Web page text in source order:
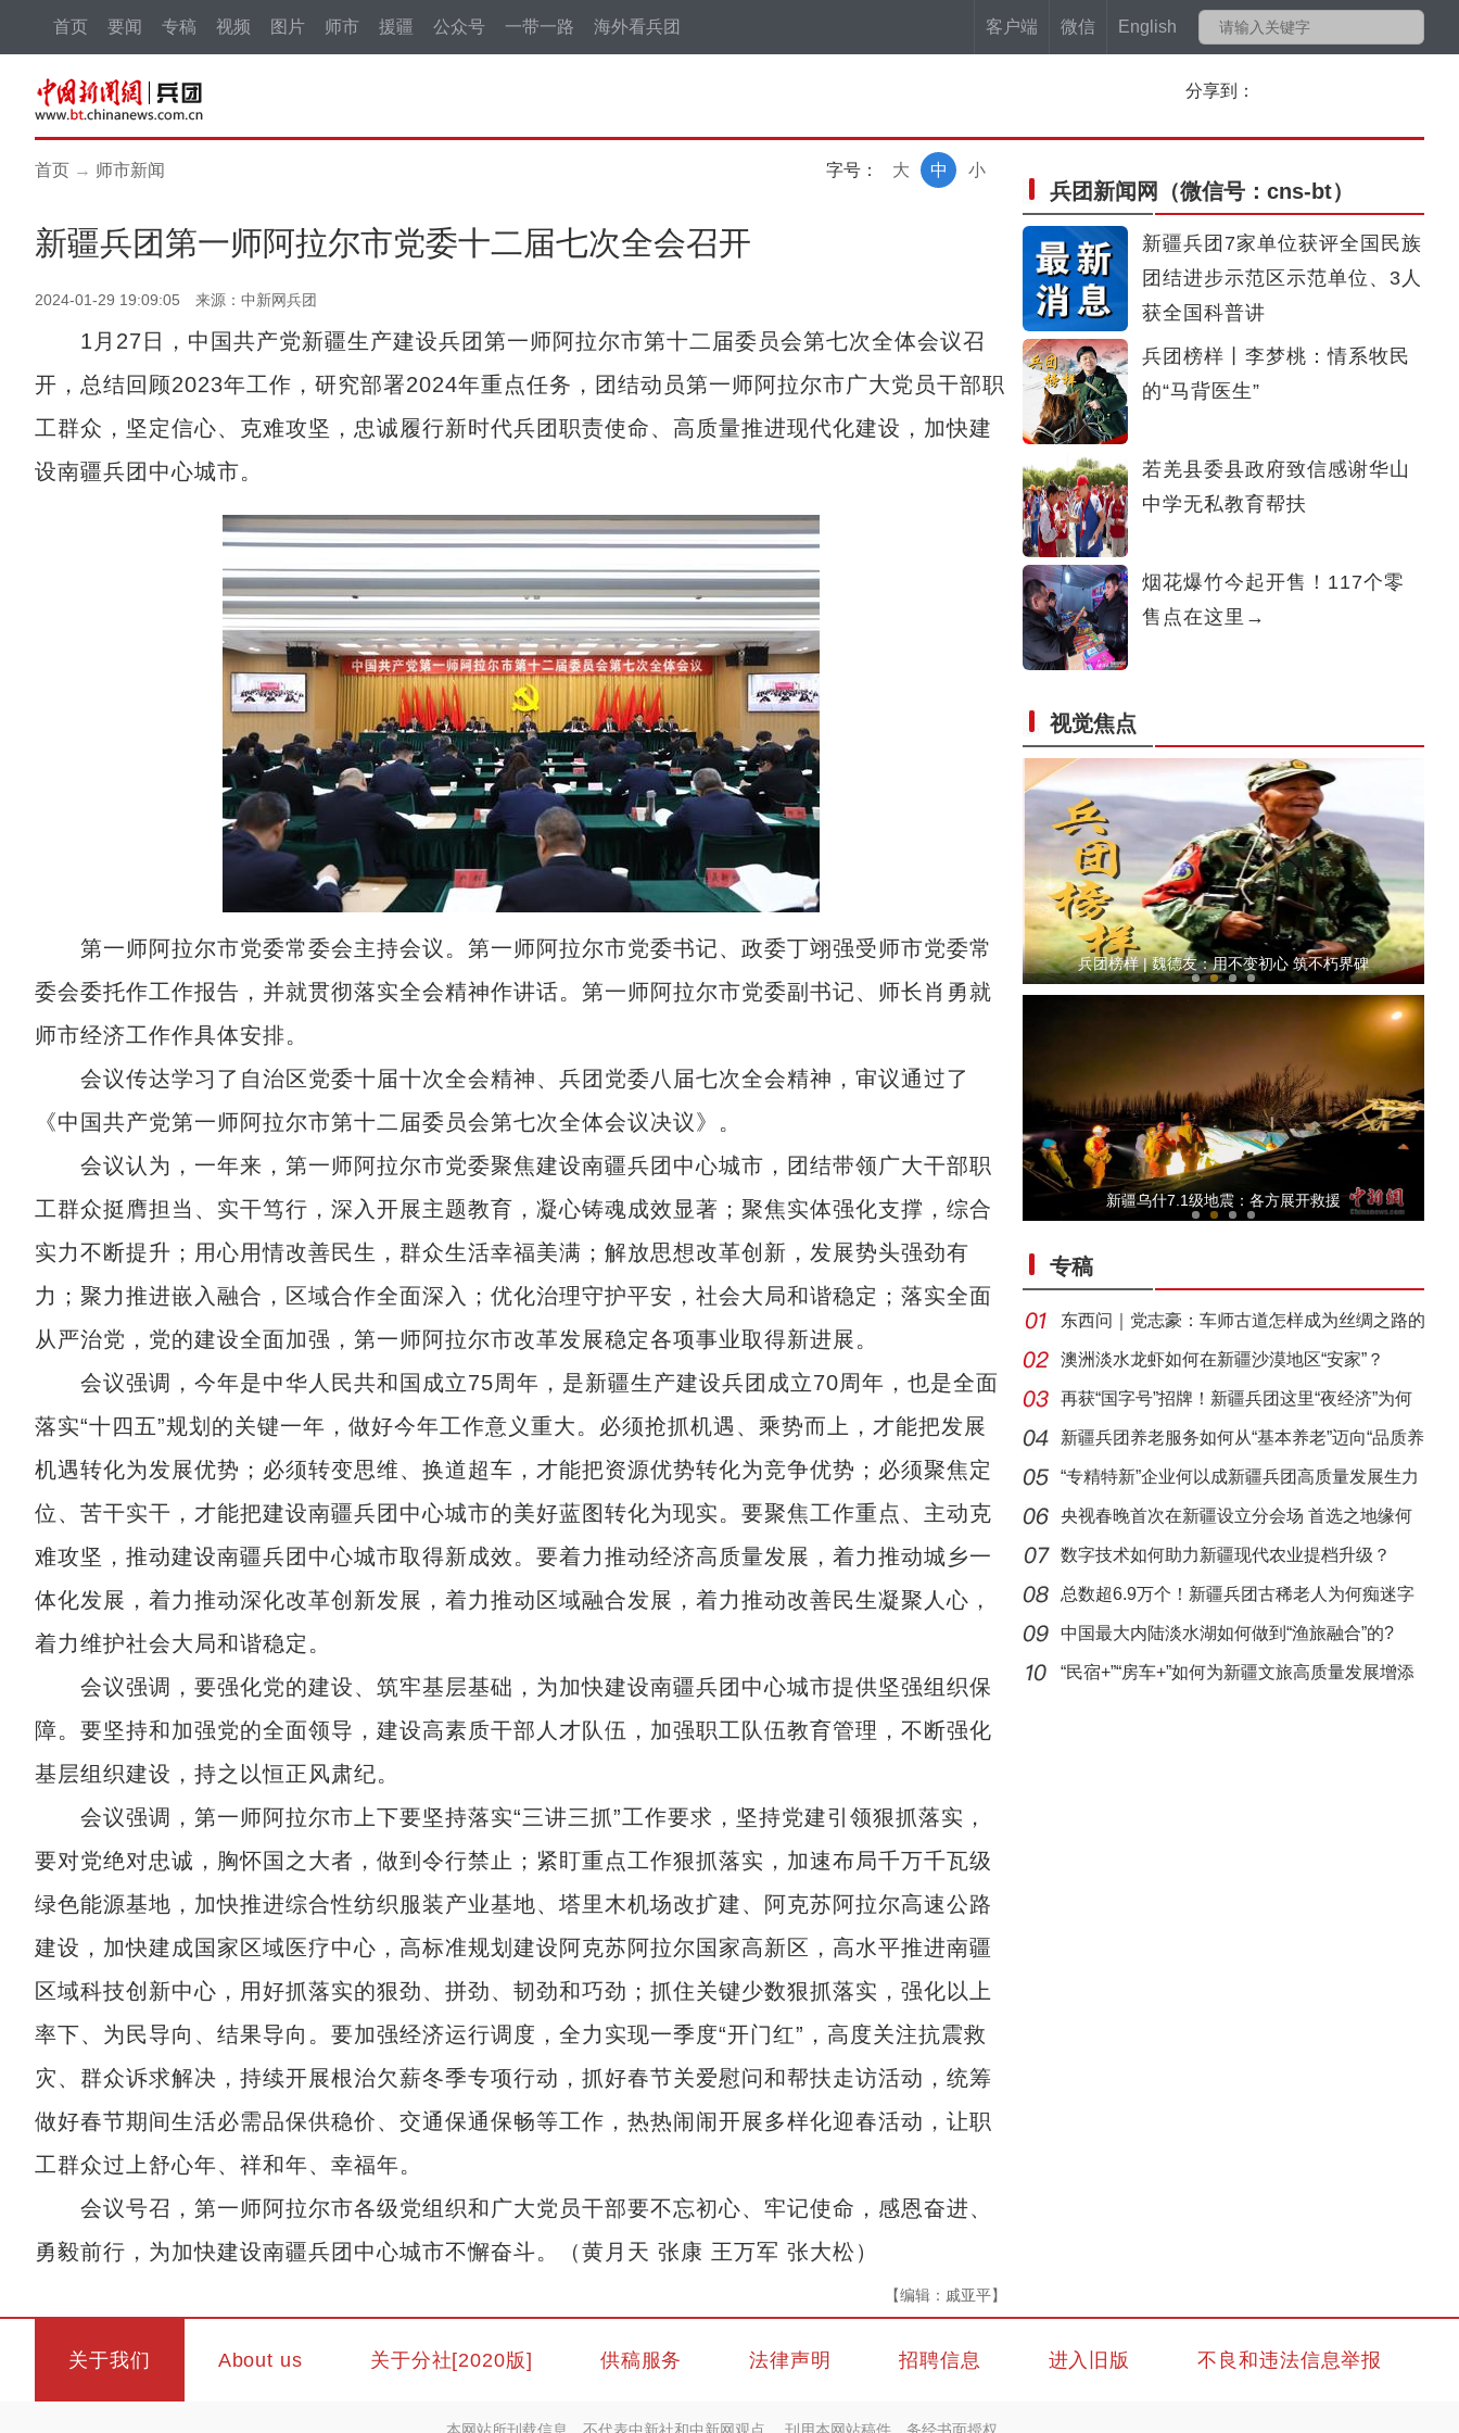
客户端 微信 English
首页 要闻 专稿 视频 图片 师市 援疆 公众号 一带一路 海外看兵团
分享到：
首页 → 师市新闻 字号： 小
中
大
新疆兵团第一师阿拉尔市党委十二届七次全会召开
2024-01-29 19:09:05 来源：中新网兵团
1月27日，中国共产党新疆生产建设兵团第一师阿拉尔市第十二届委员会第七次全体会议召
开，总结回顾2023年工作，研究部署2024年重点任务，团结动员第一师阿拉尔市广大党员干部职
工群众，坚定信心、克难攻坚，忠诚履行新时代兵团职责使命、高质量推进现代化建设，加快建
设南疆兵团中心城市。
第一师阿拉尔市党委常委会主持会议。第一师阿拉尔市党委书记、政委丁翊强受师市党委常
委会委托作工作报告，并就贯彻落实全会精神作讲话。第一师阿拉尔市党委副书记、师长肖勇就
师市经济工作作具体安排。
会议传达学习了自治区党委十届十次全会精神、兵团党委八届七次全会精神，审议通过了
《中国共产党第一师阿拉尔市第十二届委员会第七次全体会议决议》。
会议认为，一年来，第一师阿拉尔市党委聚焦建设南疆兵团中心城市，团结带领广大干部职
工群众挺膺担当、实干笃行，深入开展主题教育，凝心铸魂成效显著；聚焦实体强化支撑，综合
实力不断提升；用心用情改善民生，群众生活幸福美满；解放思想改革创新，发展势头强劲有
力；聚力推进嵌入融合，区域合作全面深入；优化治理守护平安，社会大局和谐稳定；落实全面
从严治党，党的建设全面加强，第一师阿拉尔市改革发展稳定各项事业取得新进展。
会议强调，今年是中华人民共和国成立75周年，是新疆生产建设兵团成立70周年，也是全面
落实“十四五”规划的关键一年，做好今年工作意义重大。必须抢抓机遇、乘势而上，才能把发展
机遇转化为发展优势；必须转变思维、换道超车，才能把资源优势转化为竞争优势；必须聚焦定
位、苦干实干，才能把建设南疆兵团中心城市的美好蓝图转化为现实。要聚焦工作重点、主动克
难攻坚，推动建设南疆兵团中心城市取得新成效。要着力推动经济高质量发展，着力推动城乡一
体化发展，着力推动深化改革创新发展，着力推动区域融合发展，着力推动改善民生凝聚人心，
着力维护社会大局和谐稳定。
会议强调，要强化党的建设、筑牢基层基础，为加快建设南疆兵团中心城市提供坚强组织保
障。要坚持和加强党的全面领导，建设高素质干部人才队伍，加强职工队伍教育管理，不断强化
基层组织建设，持之以恒正风肃纪。
会议强调，第一师阿拉尔市上下要坚持落实“三讲三抓”工作要求，坚持党建引领狠抓落实，
要对党绝对忠诚，胸怀国之大者，做到令行禁止；紧盯重点工作狠抓落实，加速布局千万千瓦级
绿色能源基地，加快推进综合性纺织服装产业基地、塔里木机场改扩建、阿克苏阿拉尔高速公路
建设，加快建成国家区域医疗中心，高标准规划建设阿克苏阿拉尔国家高新区，高水平推进南疆
区域科技创新中心，用好抓落实的狠劲、拼劲、韧劲和巧劲；抓住关键少数狠抓落实，强化以上
率下、为民导向、结果导向。要加强经济运行调度，全力实现一季度“开门红”，高度关注抗震救
灾、群众诉求解决，持续开展根治欠薪冬季专项行动，抓好春节关爱慰问和帮扶走访活动，统筹
做好春节期间生活必需品保供稳价、交通保通保畅等工作，热热闹闹开展多样化迎春活动，让职
工群众过上舒心年、祥和年、幸福年。
会议号召，第一师阿拉尔市各级党组织和广大党员干部要不忘初心、牢记使命，感恩奋进、
勇毅前行，为加快建设南疆兵团中心城市不懈奋斗。（黄月天 张康 王万军 张大松）
【编辑：戚亚平】
兵团新闻网 （微信号：cns-bt）
新疆兵团7家单位获评全国民族
团结进步示范区示范单位、3人
获全国科普讲
兵团榜样丨李梦桃：情系牧民
的“马背医生”
若羌县委县政府致信感谢华山
中学无私教育帮扶
烟花爆竹今起开售！117个零
售点在这里→
视觉焦点
兵团榜样丨马军武：一生只做一件事
“阿克苏是个好地方·四季之美”——《阿克
兵团榜样 | 魏德友：用不变初心 筑不朽界碑
兵团榜样丨金茂芳：新中国第一代女拖拉机手
“阿克苏是个好地方·四季之美”——《阿克
新疆乌什7.1级地震：各方展开救援
专稿
东西问｜党志豪：车师古道怎样成为丝绸之路的
要道
澳洲淡水龙虾如何在新疆沙漠地区“安家”？
再获“国字号”招牌！新疆兵团这里“夜经济”为何
新疆兵团养老服务如何从“基本养老”迈向“品质养
“专精特新”企业何以成新疆兵团高质量发展生力
军
央视春晚首次在新疆设立分会场 首选之地缘何
花落喀
数字技术如何助力新疆现代农业提档升级？
总数超6.9万个！新疆兵团古稀老人为何痴迷字
谜创作
中国最大内陆淡水湖如何做到“渔旅融合”的?
“民宿+”“房车+”如何为新疆文旅高质量发展增添
关于我们 About us 关于分社[2020版] 供稿服务 法律声明 招聘信息 进入旧版 不良和违法信息举报